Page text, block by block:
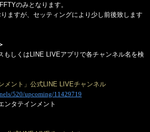
のみとなります。
ますが、セッティングにより少し前後致します
もしくはLINE LIVEアプリで各チャンネル名を検
メント」公式LINE LIVEチャンネル
520/upcoming/11429719
ンタテインメント